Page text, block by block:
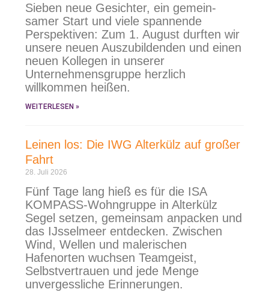
Sieben neue Gesichter, ein gemein­
samer Start und viele spannende
Perspektiven: Zum 1. August durften wir
unsere neuen Auszu­bildenden und einen
neuen Kollegen in unserer
Unternehmens­gruppe herzlich
willkommen heißen.
WEITERLESEN »
Leinen los: Die IWG Alterkülz auf großer
Fahrt
28. Juli 2026
Fünf Tage lang hieß es für die ISA
KOMPASS-Wohngruppe in Alterkülz
Segel setzen, gemeinsam anpacken und
das IJsselmeer entdecken. Zwischen
Wind, Wellen und malerischen
Hafenorten wuchsen Teamgeist,
Selbstvertrauen und jede Menge
unvergessliche Erinnerungen.